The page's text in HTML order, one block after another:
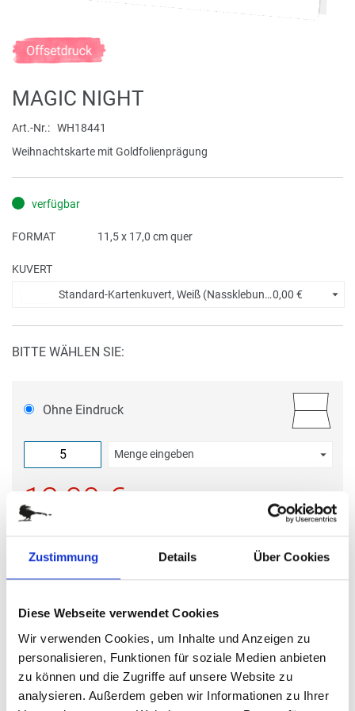
Zustimmung Details Über Cookies
Diese Webseite verwendet Cookies
Wir verwenden Cookies, um Inhalte und Anzeigen zu
personalisieren, Funktionen für soziale Medien anbieten
zu können und die Zugriffe auf unsere Website zu
analysieren. Außerdem geben wir Informationen zu Ihrer
Zum
Anfang
Bildergalerie
MAGIC NIGHT
Art.-Nr.
WH18441
Weihnachtskarte mit Goldfolienprägung
verfügbar
FORMAT 11,5 x 17,0 cm quer
KUVERT
Standard-Kartenkuvert, Weiß (Nassklebung) +0,00 €
BITTE WÄHLEN SIE:
Ohne Eindruck
Menge eingeben
12,00 €
(inkl. MwSt.|zzgl. MwSt.)
Staffelpreise ab
zzgl. MwSt., zzgl.
Versandkosten
IN DEN WARENKORB
Mit Eindruck
Menge eingeben